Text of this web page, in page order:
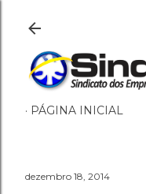
PÁGINA INICIAL
dezembro 18, 2014